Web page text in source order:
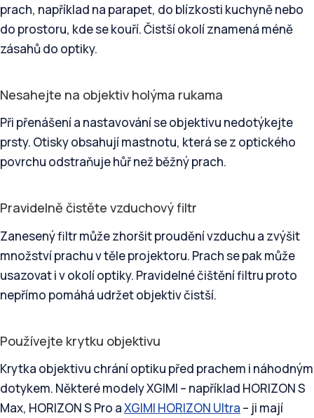
prach, například na parapet, do blízkosti kuchyně nebo
do prostoru, kde se kouří. Čistší okolí znamená méně
zásahů do optiky.
Nesahejte na objektiv holýma rukama
Při přenášení a nastavování se objektivu nedotýkejte
prsty. Otisky obsahují mastnotu, která se z optického
povrchu odstraňuje hůř než běžný prach.
Pravidelně čistěte vzduchový filtr
Zanesený filtr může zhoršit proudění vzduchu a zvýšit
množství prachu v těle projektoru. Prach se pak může
usazovat i v okolí optiky. Pravidelné čištění filtru proto
nepřímo pomáhá udržet objektiv čistší.
Používejte krytku objektivu
Krytka objektivu chrání optiku před prachem i náhodným
dotykem. Některé modely XGIMI – například HORIZON S
Max, HORIZON S Pro aXGIMI HORIZON Ultra – ji mají